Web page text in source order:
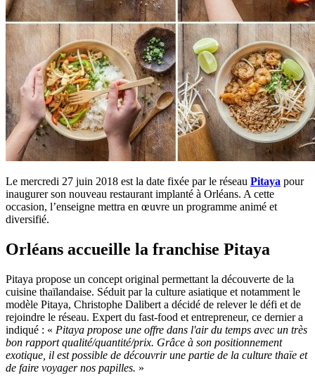
Le mercredi 27 juin 2018 est la date fixée par le réseau Pitaya pour
inaugurer son nouveau restaurant implanté à Orléans. A cette
occasion, l’enseigne mettra en œuvre un programme animé et
diversifié.
Orléans accueille la franchise Pitaya
Pitaya propose un concept original permettant la découverte de la
cuisine thaïlandaise. Séduit par la culture asiatique et notamment le
modèle Pitaya, Christophe Dalibert a décidé de relever le défi et de
rejoindre le réseau. Expert du fast-food et entrepreneur, ce dernier a
indiqué : « Pitaya propose une offre dans l'air du temps avec un très
bon rapport qualité/quantité/prix. Grâce à son positionnement
exotique, il est possible de découvrir une partie de la culture thaïe et
de faire voyager nos papilles. »